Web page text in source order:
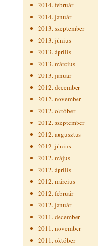
2014. február
2014. január
2013. szeptember
2013. június
2013. április
2013. március
2013. január
2012. december
2012. november
2012. október
2012. szeptember
2012. augusztus
2012. június
2012. május
2012. április
2012. március
2012. február
2012. január
2011. december
2011. november
2011. október